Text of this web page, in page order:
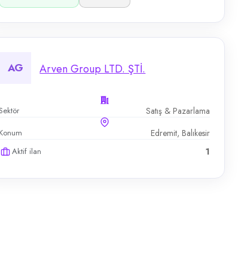
AG Arven Group LTD. ŞTİ.
Satış & Pazarlama
Konum Edremit, Balıkesir
Aktif ilan 1